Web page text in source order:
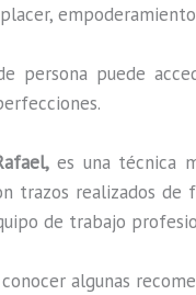
persona puede
es una técnica
trazos realizados de
de trabajo
algunas